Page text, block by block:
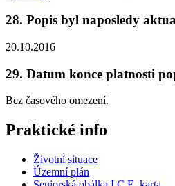
28. Popis byl naposledy
20.10.2016
29. Datum konce platnosti
Bez časového omezení.
Praktické info
Životní situace
Územní plán